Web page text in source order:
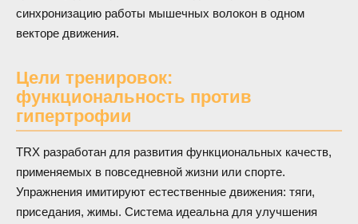
синхронизацию работы мышечных волокон в одном
векторе движения.
Цели тренировок:
функциональность против
гипертрофии
TRX разработан для развития функциональных качеств,
применяемых в повседневной жизни или спорте.
Упражнения имитируют естественные движения: тяги,
приседания, жимы. Система идеальна для улучшения